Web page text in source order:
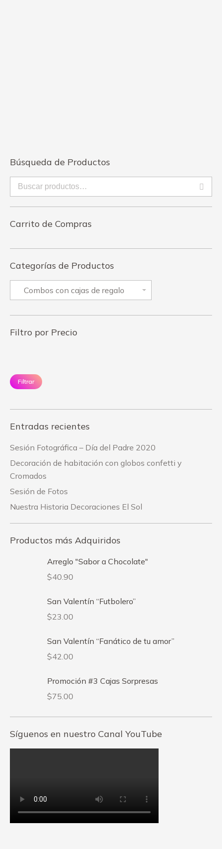
Búsqueda de Productos
Carrito de Compras
Categorías de Productos
Filtro por Precio
Filtrar
Entradas recientes
Sesión Fotográfica – Día del Padre 2020
Decoración de habitación con globos confetti y
Cromados
Sesión de Fotos
Nuestra Historia Decoraciones El Sol
Productos más Adquiridos
Arreglo "Sabor a Chocolate"
$40.90
San Valentín “Futbolero”
$23.00
San Valentín “Fanático de tu amor”
$42.00
Promoción #3 Cajas Sorpresas
$75.00
Síguenos en nuestro Canal YouTube